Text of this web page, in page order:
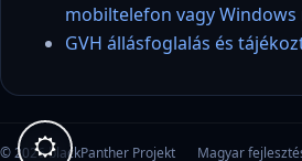
mobiltelefon vagy Windows
GVH állásfoglalás és
© 2026 blackPanther Projekt Magyar